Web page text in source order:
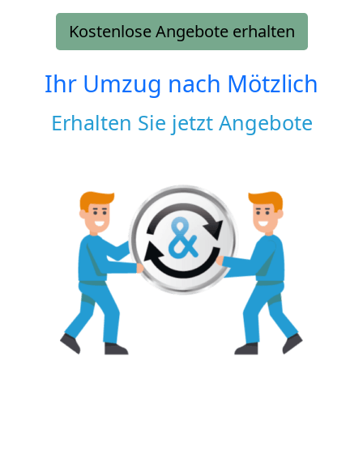
Kostenlose Angebote erhalten
Ihr Umzug nach Mötzlich
Erhalten Sie jetzt Angebote